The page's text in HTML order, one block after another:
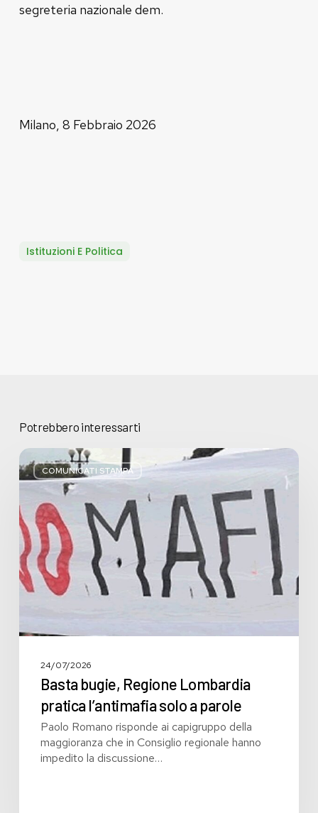
segreteria nazionale dem.
Milano, 8 Febbraio 2026
Istituzioni E Politica
Potrebbero interessarti
COMUNICATI STAMPA
Basta
bugie,
Regione
Lombardia
pratica
l’antimafia
solo
a
parole
24/07/2026
Basta bugie, Regione Lombardia
pratica l’antimafia solo a parole
Paolo Romano risponde ai capigruppo della
maggioranza che in Consiglio regionale hanno
impedito la discussione…